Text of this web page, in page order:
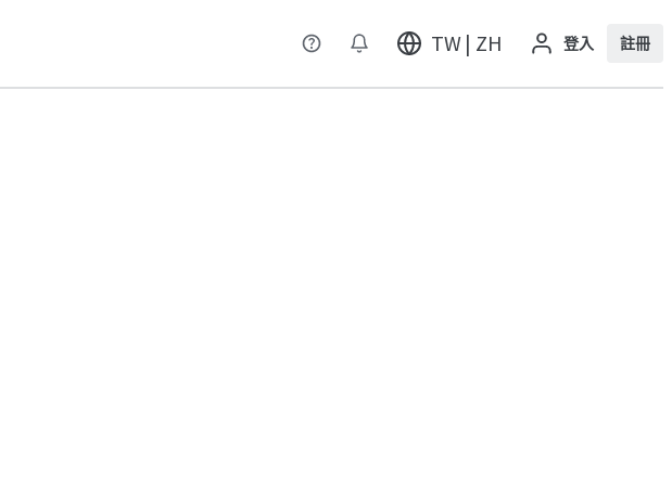
TW | ZH 登入 註冊